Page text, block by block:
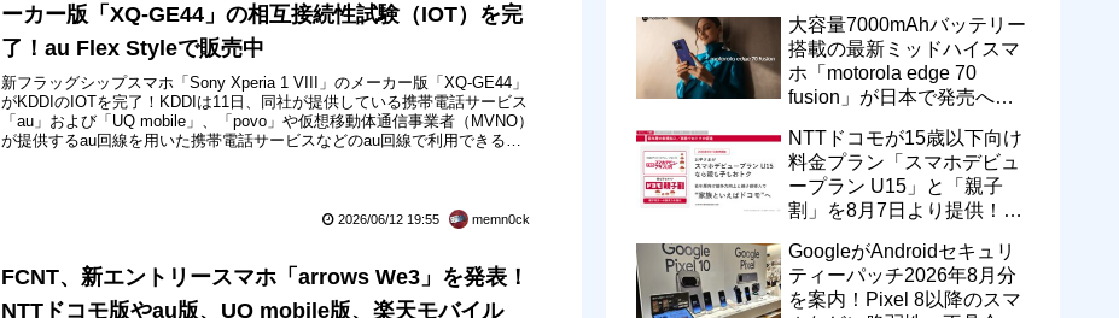
ーカー版「XQ-GE44」の相互接続性試験（IOT）を完
了！au Flex Styleで販売中
新フラッグシップスマホ「Sony Xperia 1 VIII」のメーカー版「XQ-GE44」
がKDDIのIOTを完了！KDDIは11日、同社が提供している携帯電話サービス
「au」および「UQ mobile」、「povo」や仮想移動体通信事業者（MVNO）
が提供するau回線を用いた携帯電話サービスなどのau回線で利用できる相
2026/06/12 19:55 memn0ck
FCNT、新エントリースマホ「arrows We3」を発表！
NTTドコモ版やau版、UQ mobile版、楽天モバイル
ト】
大容量7000mAhバッテリー
搭載の最新ミッドハイスマ
ホ「motorola edge 70
fusion」が日本で発売へ！
過
NTTドコモが15歳以下向け
料金プラン「スマホデビュ
ープラン U15」と「親子
割」を8月7日より提供！親
550円割引に
GoogleがAndroidセキュリ
ティーパッチ2026年8月分
を案内！Pixel 8以降のスマ